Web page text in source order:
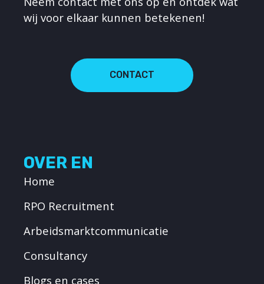
wij voor elkaar kunnen betekenen!
CONTACT
OVER EN
Home
RPO Recruitment
Arbeidsmarktcommunicatie
Consultancy
Blogs en cases